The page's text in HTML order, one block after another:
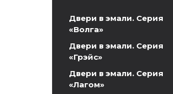
Двери в эмали. Серия
«Волга»
Двери в эмали. Серия
«Грэйс»
Двери в эмали. Серия
«Лагом»